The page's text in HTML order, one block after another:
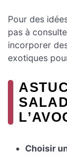
Pour des
pas à
incorporer
exotiques
Choisir